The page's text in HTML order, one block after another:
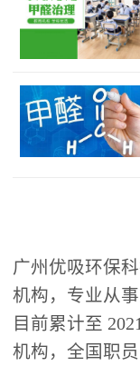
广州优吸环保
机构，专业从
目前累计至
机构，全国职